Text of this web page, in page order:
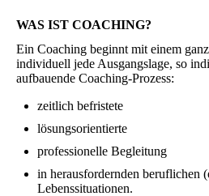
WAS IST COACHING?
Ein Coaching beginnt mit einem
individuell jede Ausgangslage, so
aufbauende Coaching-Prozess:
zeitlich befristete
lösungsorientierte
professionelle Begleitung
in herausfordernden beruflichen
Lebenssituationen.